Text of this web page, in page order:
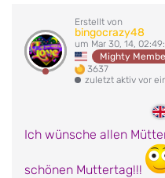
Erstellt von
bingocrazy48
um Mar 30, 14,
Mighty
3637
zuletzt aktiv vor
Ich wünsche allen
schönen Muttertag!!!